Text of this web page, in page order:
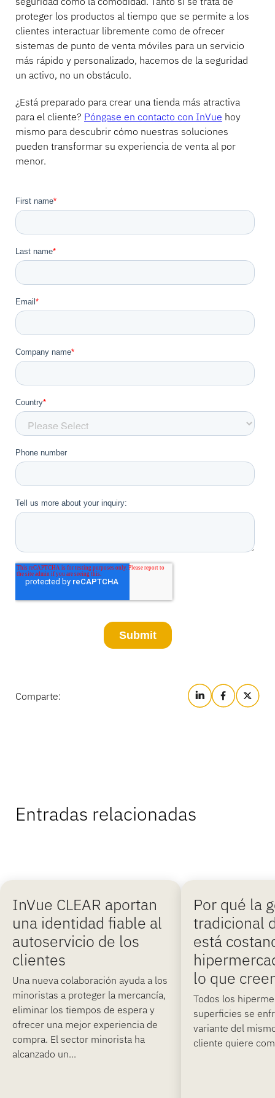
proteger los productos al tiempo que se permite a los
clientes interactuar libremente como de ofrecer
sistemas de punto de venta móviles para un servicio
más rápido y personalizado, hacemos de la seguridad
un activo, no un obstáculo.
¿Está preparado para crear una tienda más atractiva
para el cliente? Póngase en contacto con InVue hoy
mismo para descubrir cómo nuestras soluciones
pueden transformar su experiencia de venta al por
menor.
Comparte:
Entradas relacionadas
InVue CLEAR aportan
una identidad fiable al
autoservicio de los
clientes
Una nueva colaboración ayuda a los
minoristas a proteger la mercancía,
eliminar los tiempos de espera y
ofrecer una mejor experiencia de
compra. El sector minorista ha
alcanzado un...
Por qué la
tradicional
está
lo que
Todos los
superficies se
variante del
cliente quiere